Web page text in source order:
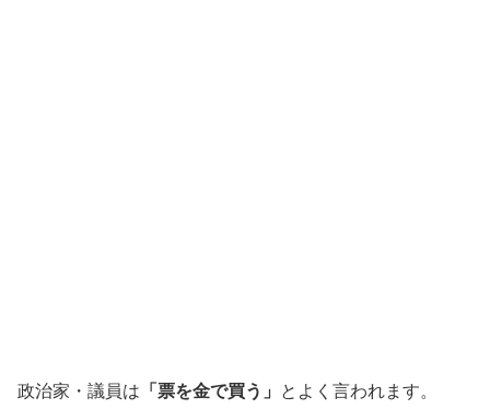
政治家・議員は 「票を金で買う」
とよく言われます。